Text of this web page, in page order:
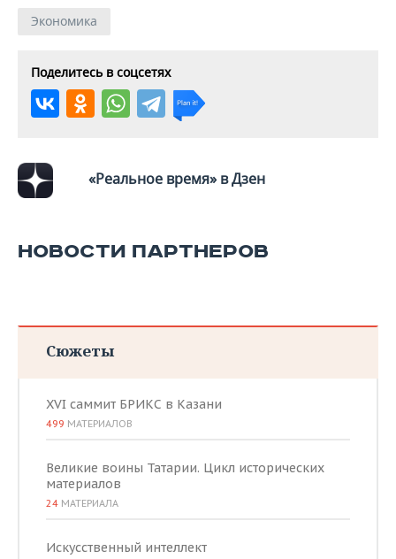
ВОДНЫЕ ВИДЫ СПОРТА
ХОККЕЙ С МЯЧОМ
ОБРАЗОВАНИЕ
ПРОИСШЕСТВИЯ
Экономика
Поделитесь в соцсетях
«Реальное время» в Дзен
НОВОСТИ ПАРТНЕРОВ
Сюжеты
XVI саммит БРИКС в Казани
499 МАТЕРИАЛОВ
Великие воины Татарии. Цикл исторических
материалов
24 МАТЕРИАЛА
Искусственный интеллект